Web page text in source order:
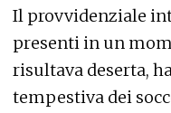
Il provvidenziale
presenti in un
risultava deserta,
tempestiva dei